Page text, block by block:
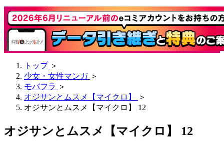
トップ ＞
少女・女性マンガ ＞
モバフラ ＞
オジサンとムスメ【マイクロ】
＞
オジサンとムスメ【マイクロ】 12
オジサンとムスメ【マイクロ】 12